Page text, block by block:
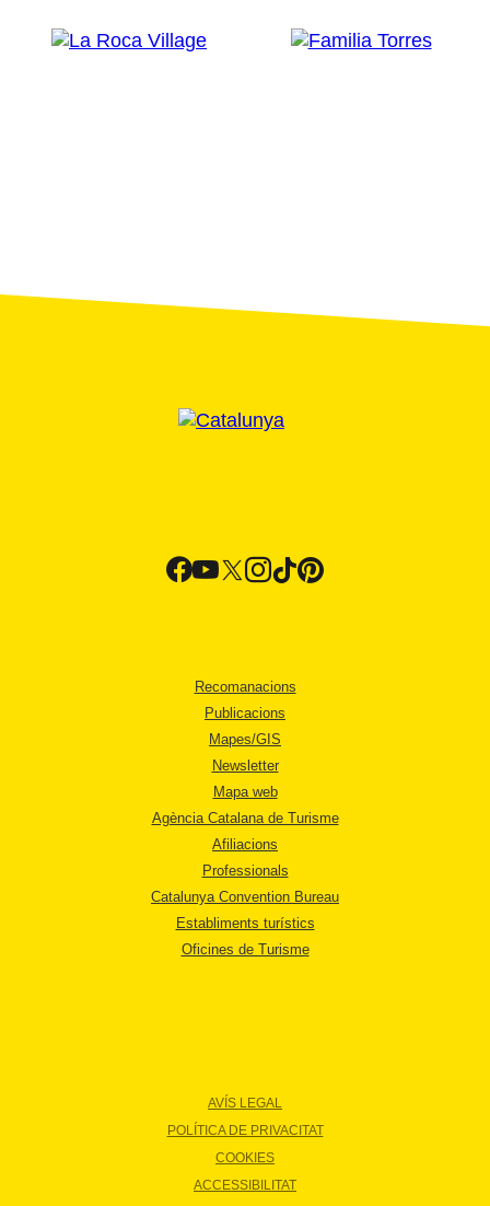
Recomanacions
Publicacions
Mapes/GIS
Newsletter
Mapa web
Agència Catalana de Turisme
Afiliacions
Professionals
Catalunya Convention Bureau
Establiments turístics
Oficines de Turisme
AVÍS LEGAL
POLÍTICA DE PRIVACITAT
COOKIES
ACCESSIBILITAT